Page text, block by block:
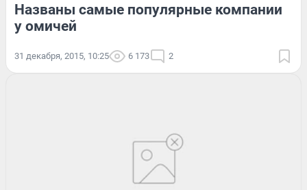
Названы самые популярные компании
у омичей
31 декабря, 2015, 10:25 6 173 2